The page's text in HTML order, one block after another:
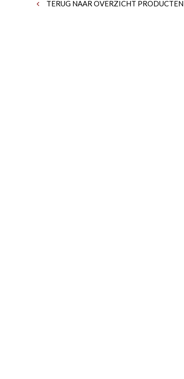
TERUG NAAR OVERZICHT PRODUCTEN